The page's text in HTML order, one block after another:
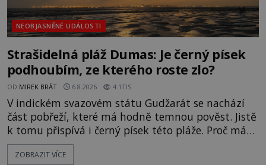
NEOBJASNĚNÉ UDÁLOSTI
Strašidelná pláž Dumas: Je černý písek
podhoubím, ze kterého roste zlo?
OD MIREK BRÁT 6.8.2026 4.1TIS
V indickém svazovém státu Gudžarát se nachází
část pobřeží, které má hodně temnou pověst. Jistě
k tomu přispívá i černý písek této pláže. Proč má
pláž takové netypické zbarvení? Nakolik jsou
pravdivé historky, že zde došlo k nevysvětlitelným
ZOBRAZIT VÍCE